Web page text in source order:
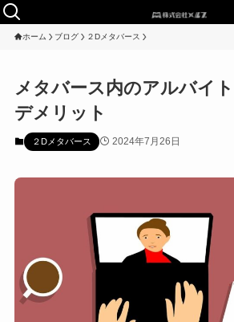
ホーム ブログ ２Dメタバース
メタバース内のアルバイ
デメリット
２Dメタバース 2024年7月26日